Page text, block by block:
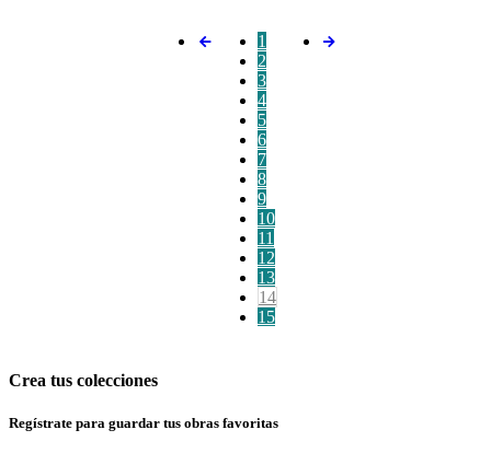
1
2
3
4
5
6
7
8
9
10
11
12
13
14
15
Crea tus colecciones
Regístrate para guardar tus obras favoritas